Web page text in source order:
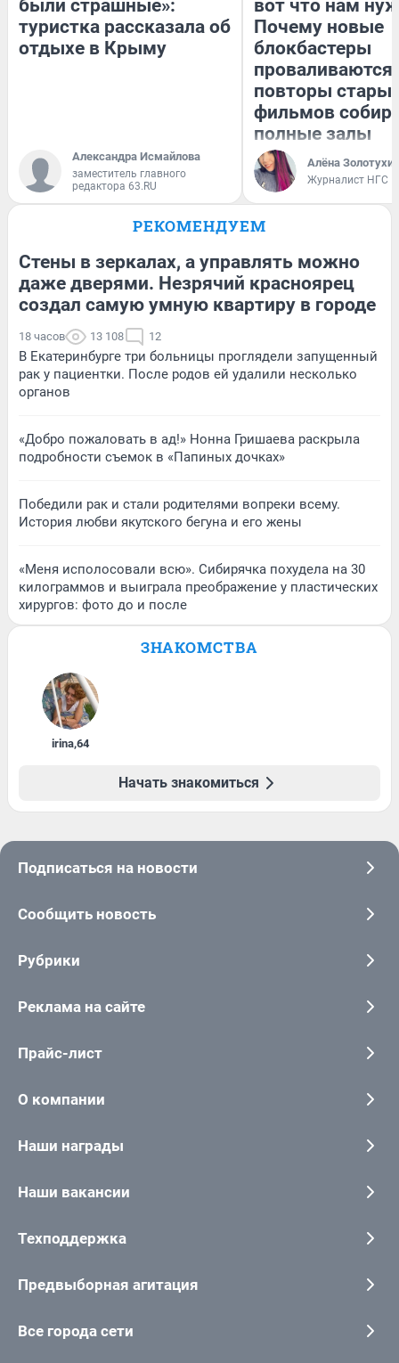
были страшные»:
туристка рассказала об
отдыхе в Крыму
Александра Исмайлова
заместитель главного
редактора 63.RU
вот что нам
Почему новые
блокбастеры
повторы
фильмов
полные залы
Алёна
Журналист НГС
РЕКОМЕНДУЕМ
Стены в зеркалах, а управлять можно
даже дверями. Незрячий красноярец
создал самую умную квартиру в городе
18 часов 13 108 12
В Екатеринбурге три больницы проглядели запущенный
рак у пациентки. После родов ей удалили несколько
органов
«Добро пожаловать в ад!» Нонна Гришаева раскрыла
подробности съемок в «Папиных дочках»
Победили рак и стали родителями вопреки всему.
История любви якутского бегуна и его жены
«Меня исполосовали всю». Сибирячка похудела на 30
килограммов и выиграла преображение у пластических
хирургов: фото до и после
ЗНАКОМСТВА
irina,64
Начать знакомиться
Подписаться на новости
Сообщить новость
Рубрики
Реклама на сайте
Прайс-лист
О компании
Наши награды
Наши вакансии
Техподдержка
Предвыборная агитация
Все города сети